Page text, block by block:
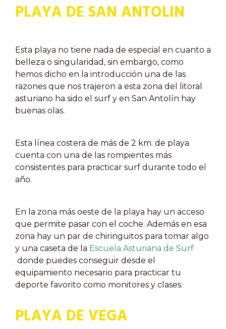
PLAYA DE SAN ANTOLIN
Esta playa no tiene nada de especial en cuanto a
belleza o singularidad, sin embargo, como
hemos dicho en la introducción una de las
razones que nos trajeron a esta zona del litoral
asturiano ha sido el surf y en San Antolín hay
buenas olas.
Esta línea costera de más de 2 km. de playa
cuenta con una de las rompientes más
consistentes para practicar surf durante todo el
año.
En la zona más oeste de la playa hay un acceso
que permite pasar con el coche. Además en esa
zona hay un par de chiringuitos para tomar algo
y una caseta de la Escuela Asturiana de Surf
donde puedes conseguir desde el
equipamiento necesario para practicar tu
deporte favorito como monitores y clases.
PLAYA DE VEGA